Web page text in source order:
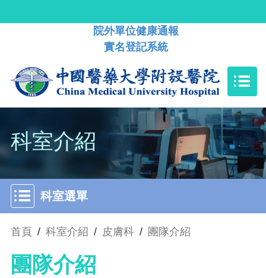
院外單位健康通報
實名登記系統
科室介紹
科室選單
首頁 / 科室介紹 / 皮膚科 / 團隊介紹
團隊介紹